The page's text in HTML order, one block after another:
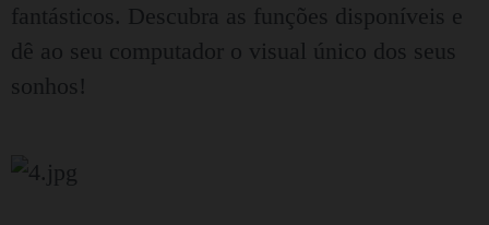
fantásticos. Descubra as funções disponíveis e
dê ao seu computador o visual único dos seus
sonhos!